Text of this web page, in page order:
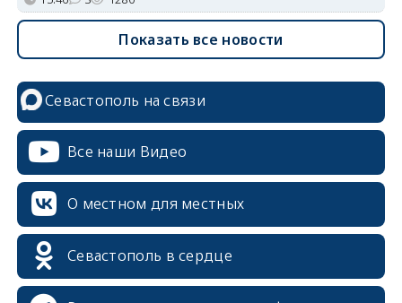
Показать все новости
Севастополь на связи
Все наши Видео
О местном для местных
Севастополь в сердце